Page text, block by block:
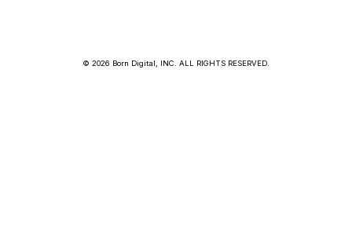
© 2026 Born Digital, INC. ALL RIGHTS RESERVED.